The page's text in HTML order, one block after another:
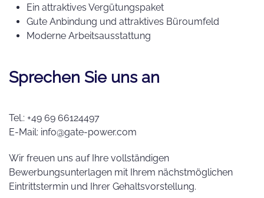
Ein attraktives Vergütungspaket
Gute Anbindung und attraktives Büroumfeld
Moderne Arbeitsausstattung
Sprechen Sie uns an
Tel.: +49 69 66124497
E-Mail: info@gate-power.com
Wir freuen uns auf Ihre vollständigen
Bewerbungsunterlagen mit Ihrem nächstmöglichen
Eintrittstermin und Ihrer Gehaltsvorstellung.